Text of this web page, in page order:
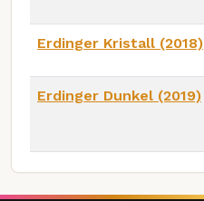
Erdinger Kristall (2018)
Erdinger Dunkel (2019)